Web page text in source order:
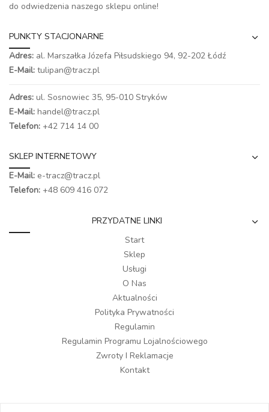
do odwiedzenia naszego sklepu online!
PUNKTY STACJONARNE
Adres: al. Marszałka Józefa Piłsudskiego 94, 92-202 Łódź
E-Mail: tulipan@tracz.pl
Adres: ul. Sosnowiec 35, 95-010 Stryków
E-Mail: handel@tracz.pl
Telefon: +42 714 14 00
SKLEP INTERNETOWY
E-Mail: e-tracz@tracz.pl
Telefon: +48 609 416 072
PRZYDATNE LINKI
Start
Sklep
Usługi
O Nas
Aktualności
Polityka Prywatności
Regulamin
Regulamin Programu Lojalnościowego
Zwroty I Reklamacje
Kontakt